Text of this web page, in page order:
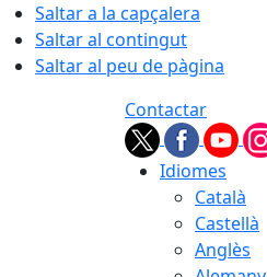
Saltar a la capçalera
Saltar al contingut
Saltar al peu de pàgina
Contactar
Idiomes
Català
Castellà
Anglès